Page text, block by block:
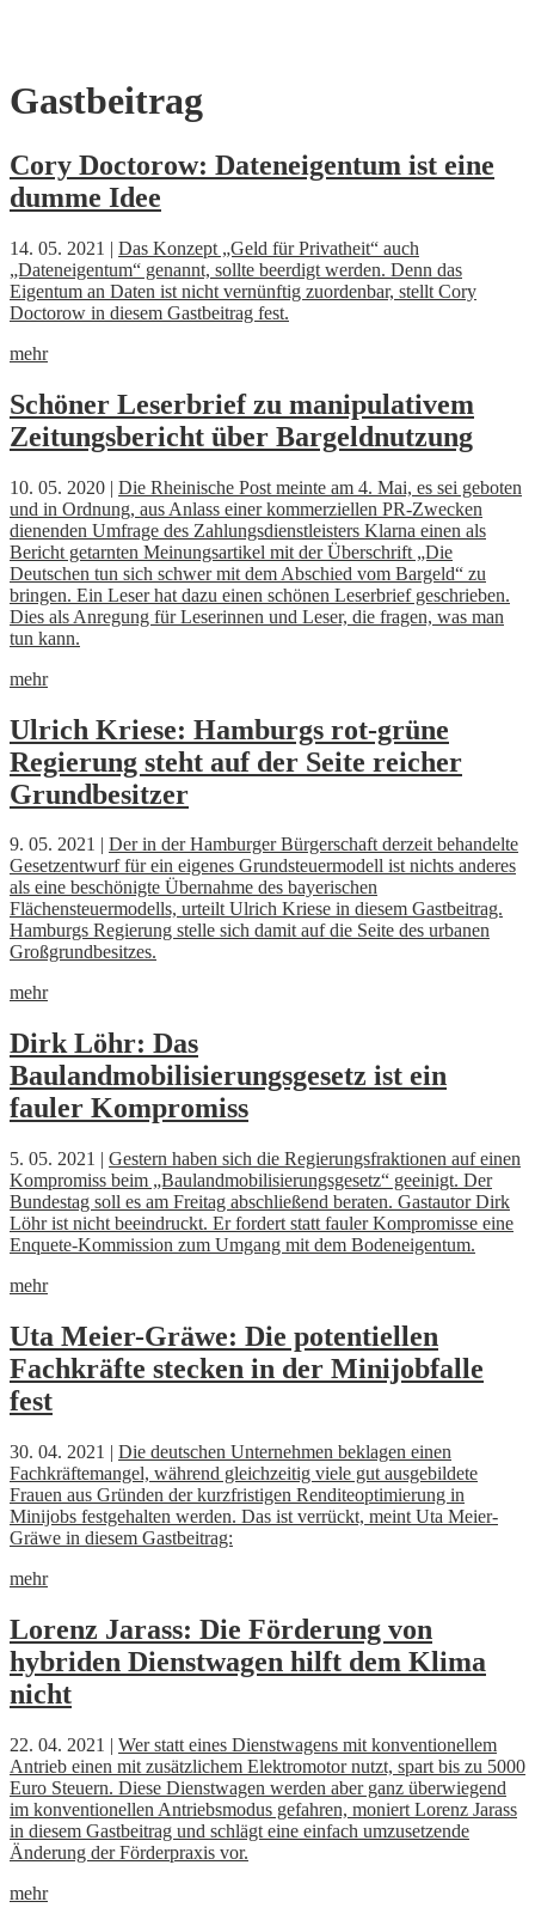
Skip
to
Gastbeitrag
Cory Doctorow: Dateneigentum ist eine
dumme Idee
14. 05. 2021 | Das Konzept „Geld für Privatheit“ auch
„Dateneigentum“ genannt, sollte beerdigt werden. Denn das
Eigentum an Daten ist nicht vernünftig zuordenbar, stellt Cory
Doctorow in diesem Gastbeitrag fest.
mehr
Schöner Leserbrief zu manipulativem
Zeitungsbericht über Bargeldnutzung
10. 05. 2020 | Die Rheinische Post meinte am 4. Mai, es sei geboten
und in Ordnung, aus Anlass einer kommerziellen PR-Zwecken
dienenden Umfrage des Zahlungsdienstleisters Klarna einen als
Bericht getarnten Meinungsartikel mit der Überschrift „Die
Deutschen tun sich schwer mit dem Abschied vom Bargeld“ zu
bringen. Ein Leser hat dazu einen schönen Leserbrief geschrieben.
Dies als Anregung für Leserinnen und Leser, die fragen, was man
tun kann.
mehr
Ulrich Kriese: Hamburgs rot-grüne
Regierung steht auf der Seite reicher
Grundbesitzer
9. 05. 2021 | Der in der Hamburger Bürgerschaft derzeit behandelte
Gesetzentwurf für ein eigenes Grundsteuermodell ist nichts anderes
als eine beschönigte Übernahme des bayerischen
Flächensteuermodells, urteilt Ulrich Kriese in diesem Gastbeitrag.
Hamburgs Regierung stelle sich damit auf die Seite des urbanen
Großgrundbesitzes.
mehr
Dirk Löhr: Das
Baulandmobilisierungsgesetz ist ein
fauler Kompromiss
5. 05. 2021 | Gestern haben sich die Regierungsfraktionen auf einen
Kompromiss beim „Baulandmobilisierungsgesetz“ geeinigt. Der
Bundestag soll es am Freitag abschließend beraten. Gastautor Dirk
Löhr ist nicht beeindruckt. Er fordert statt fauler Kompromisse eine
Enquete-Kommission zum Umgang mit dem Bodeneigentum.
mehr
Uta Meier-Gräwe: Die potentiellen
Fachkräfte stecken in der Minijobfalle
fest
30. 04. 2021 | Die deutschen Unternehmen beklagen einen
Fachkräftemangel, während gleichzeitig viele gut ausgebildete
Frauen aus Gründen der kurzfristigen Renditeoptimierung in
Minijobs festgehalten werden. Das ist verrückt, meint Uta Meier-
Gräwe in diesem Gastbeitrag:
mehr
Lorenz Jarass: Die Förderung von
hybriden Dienstwagen hilft dem Klima
nicht
22. 04. 2021 | Wer statt eines Dienstwagens mit konventionellem
Antrieb einen mit zusätzlichem Elektromotor nutzt, spart bis zu 5000
Euro Steuern. Diese Dienstwagen werden aber ganz überwiegend
im konventionellen Antriebsmodus gefahren, moniert Lorenz Jarass
in diesem Gastbeitrag und schlägt eine einfach umzusetzende
Änderung der Förderpraxis vor.
mehr